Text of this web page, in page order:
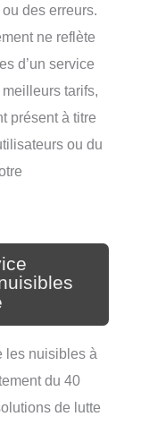
des erreurs.
ne reflète
d’un service
tarifs,
présent à titre
ou du
les nuisibles à
du 40
de lutte